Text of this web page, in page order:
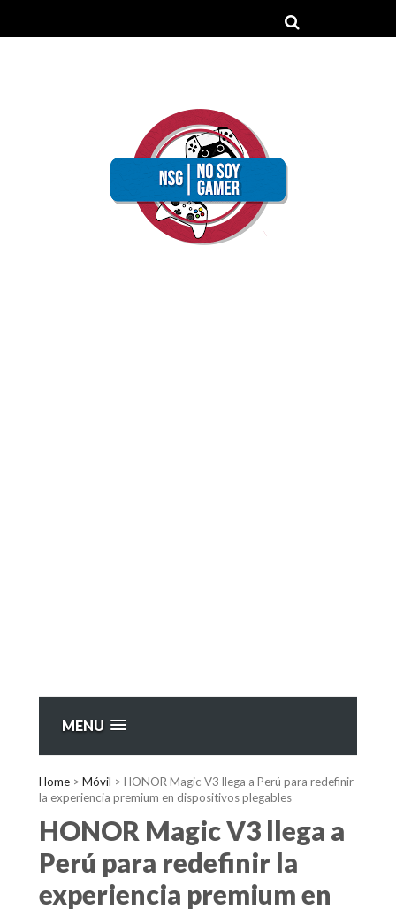
MENU
Home > Móvil > HONOR Magic V3 llega a Perú para redefinir
la experiencia premium en dispositivos plegables
HONOR Magic V3 llega a
Perú para redefinir la
experiencia premium en